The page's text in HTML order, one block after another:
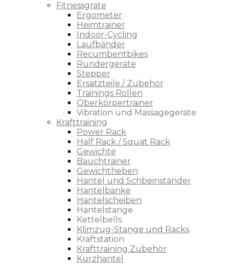
Fitnessgräte
Ergometer
Heimtrainer
Indoor-Cycling
Laufbänder
Recumbentbikes
Rundergeräte
Stepper
Ersatzteile / Zubehör
Trainings Rollen
Oberkörpertrainer
Vibration und Massagegeräte
Krafttraining
Power Rack
Half Rack / Squat Rack
Gewichte
Bauchtrainer
Gewichtheben
Hantel und Schbeinständer
Hantelbänke
Hantelscheiben
Hantelstange
Kettelbells
Klimzug-Stange und Racks
Kraftstation
Krafttraining Zubehör
Kurzhantel